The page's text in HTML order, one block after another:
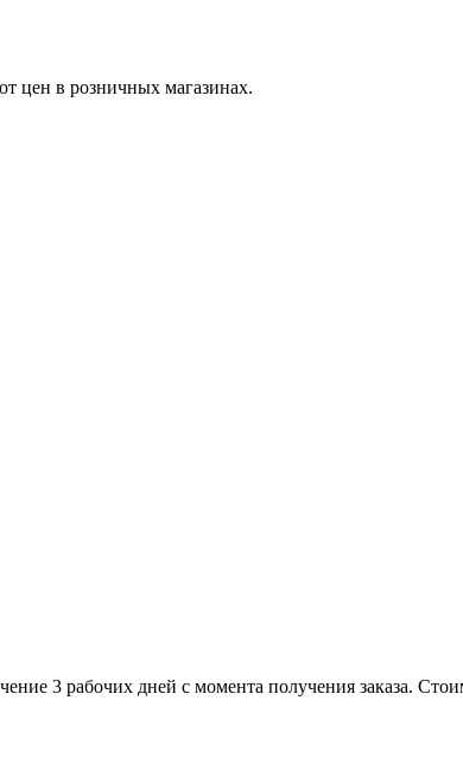
цен в розничных магазинах.
3 рабочих дней с момента получения заказа.